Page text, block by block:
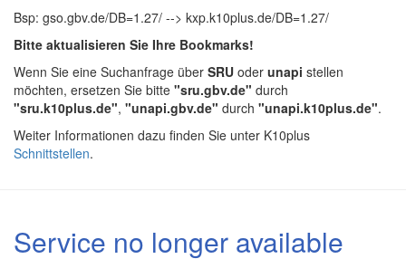
Bsp: gso.gbv.de/DB=1.27/ --> kxp.k10plus.de/DB=1.27/
Bitte aktualisieren Sie Ihre Bookmarks!
Wenn Sie eine Suchanfrage über SRU oder unapi stellen
möchten, ersetzen Sie bitte "sru.gbv.de" durch
"sru.k10plus.de", "unapi.gbv.de" durch "unapi.k10plus.de".
Weiter Informationen dazu finden Sie unter K10plus
Schnittstellen.
Service no longer available